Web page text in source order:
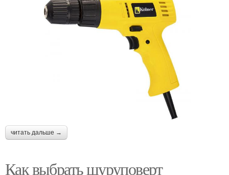
читать дальше →
Как выбрать шуруповерт